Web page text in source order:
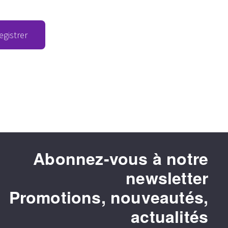
Abonnez-vous à notre
newsletter
Promotions, nouveautés,
actualités